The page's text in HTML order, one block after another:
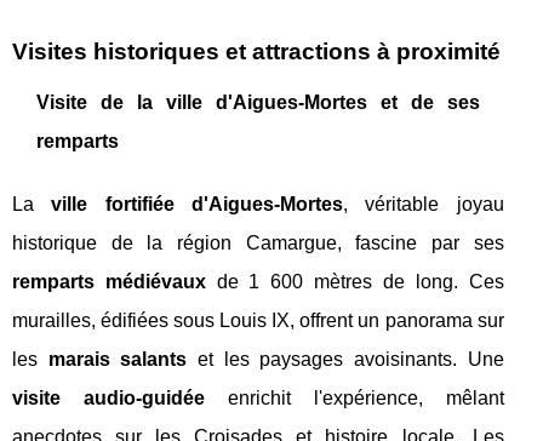
Visites historiques et attractions à proximité
Visite de la ville d'Aigues-Mortes et de ses
remparts
Laville fortifiée d'Aigues-Mortes, véritable joyau
historique de la région Camargue, fascine par ses
remparts médiévauxde 1 600 mètres de long. Ces
murailles, édifiées sous Louis IX, offrent un panorama sur
les marais salants et les paysages avoisinants. Une
visite audio-guidéeenrichit l'expérience, mêlant
anecdotes sur les Croisades et histoire locale. Les